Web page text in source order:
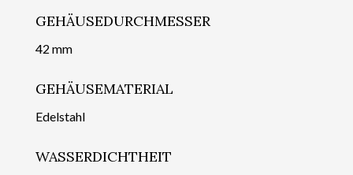
GEHÄUSEDURCHMESSER
42 mm
GEHÄUSEMATERIAL
Edelstahl
WASSERDICHTHEIT